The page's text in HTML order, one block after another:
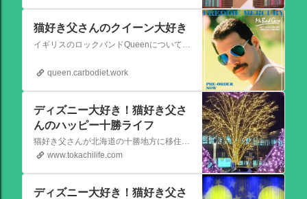
猫好き父さんのクイーン大好き
イギリスのロックバンドQueenについての情報をアップします。
queen.carbodiet.work
ディズニー大好き！猫好き父さ
んのハッピー十勝ライフ
猫好き父さんが北海道の十勝地方に移住しました。なれない北海道の暮らしについてお伝えします。
www.tokachilife.com
ディズニー大好き！猫好き父さ